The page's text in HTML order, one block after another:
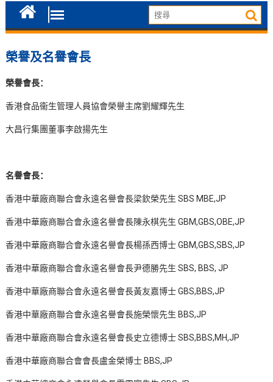
榮譽及名譽會長
榮譽會長：
香港食品衞生管理人員協會榮譽主席劉耀輝先生
大昌行集團董事李啟揚先生
名譽會長：
香港中華廠商聯合會永遠名譽會長梁欽榮先生 SBS MBE,JP
香港中華廠商聯合會永遠名譽會長陳永棋先生 GBM,GBS,OBE,JP
香港中華廠商聯合會永遠名譽會長楊孫西博士 GBM,GBS,SBS,JP
香港中華廠商聯合會永遠名譽會長尹德勝先生 SBS, BBS, JP
香港中華廠商聯合會永遠名譽會長黃友嘉博士 GBS,BBS,JP
香港中華廠商聯合會永遠名譽會長施榮懷先生 BBS,JP
香港中華廠商聯合會永遠名譽會長史立德博士 SBS,BBS,MH,JP
香港中華廠商聯合會會長盧金榮博士 BBS,JP